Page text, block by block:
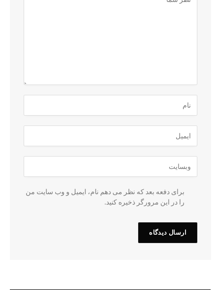
برای دفعه بعد که نظر می دهم نام، ایمیل و وب سایت من
را در این مرورگر ذخیره کنید.